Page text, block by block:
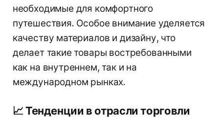
необходимые для комфортного
путешествия. Особое внимание уделяется
качеству материалов и дизайну, что
делает такие товары востребованными
как на внутреннем, так и на
международном рынках.
📈Тенденции в отрасли торговли